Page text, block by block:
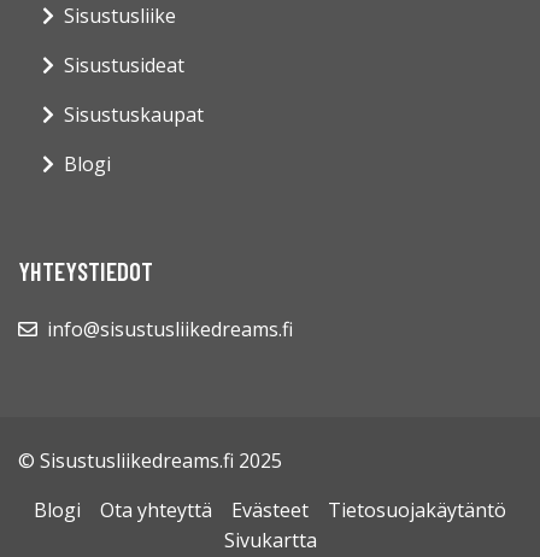
Sisustusliike
Sisustusideat
Sisustuskaupat
Blogi
YHTEYSTIEDOT
info@sisustusliikedreams.fi
© Sisustusliikedreams.fi 2025
Blogi
Ota yhteyttä Evästeet
Tietosuojakäytäntö
Sivukartta